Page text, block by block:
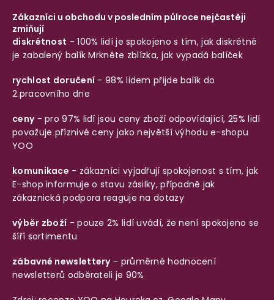
Zákazníci u obchodu v posledním půlroce nejčastěji
zmiňují
diskrétnost - 100% lidí je spokojeno s tím, jak diskrétně
je zabalený balíkMrkněte zblízka, jak vypadá balíček
rychlost doručení - 98% lidem přijde balík do
2.pracovního dne
ceny- pro 97% lidí jsou ceny zboží odpovídající, 25% lidí
považuje příznivé ceny jako největší výhodu e-shopu
YOO
komunikace - zákazníci vyjadřují spokojenost s tím, jak
E-shop informuje o stavu zásilky, případně jak
zákaznická podpora reaguje na dotazy
výběr zboží - pouze 2% lidí uvádí, že není spokojeno se
šíří sortimentu
zábavné newslettery- průměrné hodnocení
newsletterů odběrateli je 90%